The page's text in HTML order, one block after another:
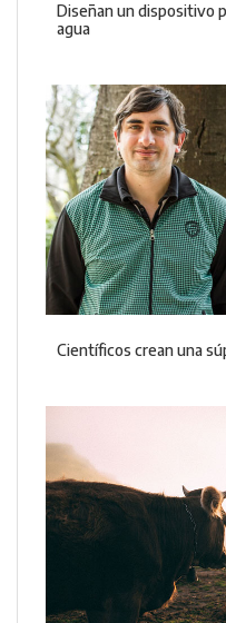
Diseñan un dispositivo
agua
Científicos crean una